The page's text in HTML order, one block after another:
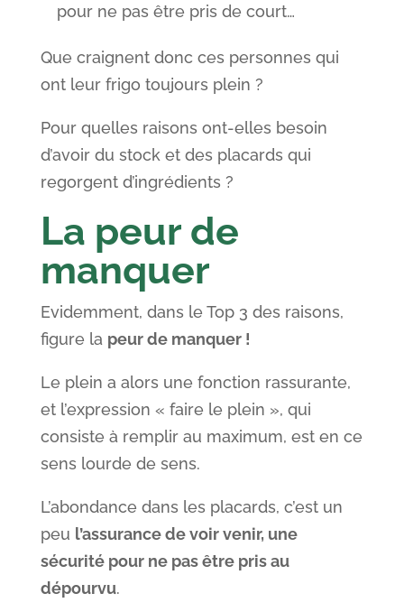
pour ne pas être pris de court…
Que craignent donc ces personnes qui
ont leur frigo toujours plein ?
Pour quelles raisons ont-elles besoin
d’avoir du stock et des placards qui
regorgent d’ingrédients ?
La peur de
manquer
Evidemment, dans le Top 3 des raisons,
figure la peur de manquer !
Le plein a alors une fonction rassurante,
et l’expression « faire le plein », qui
consiste à remplir au maximum, est en ce
sens lourde de sens.
L’abondance dans les placards, c’est un
peu l’assurance de voir venir, une
sécurité pour ne pas être pris au
dépourvu.